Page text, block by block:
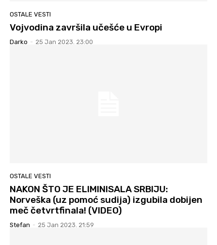
OSTALE VESTI
Vojvodina završila učešće u Evropi
Darko - 25 Jan 2023. 23:00
OSTALE VESTI
NAKON ŠTO JE ELIMINISALA SRBIJU:
Norveška (uz pomoć sudija) izgubila dobijen
meč četvrtfinala! (VIDEO)
Stefan - 25 Jan 2023. 21:59